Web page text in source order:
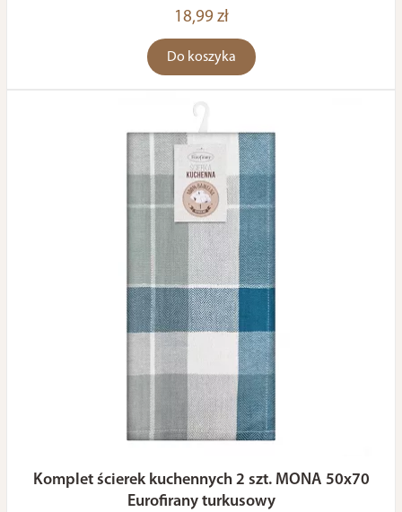
18,99 zł
Do koszyka
Komplet ścierek kuchennych 2 szt. MONA 50x70
Eurofirany turkusowy